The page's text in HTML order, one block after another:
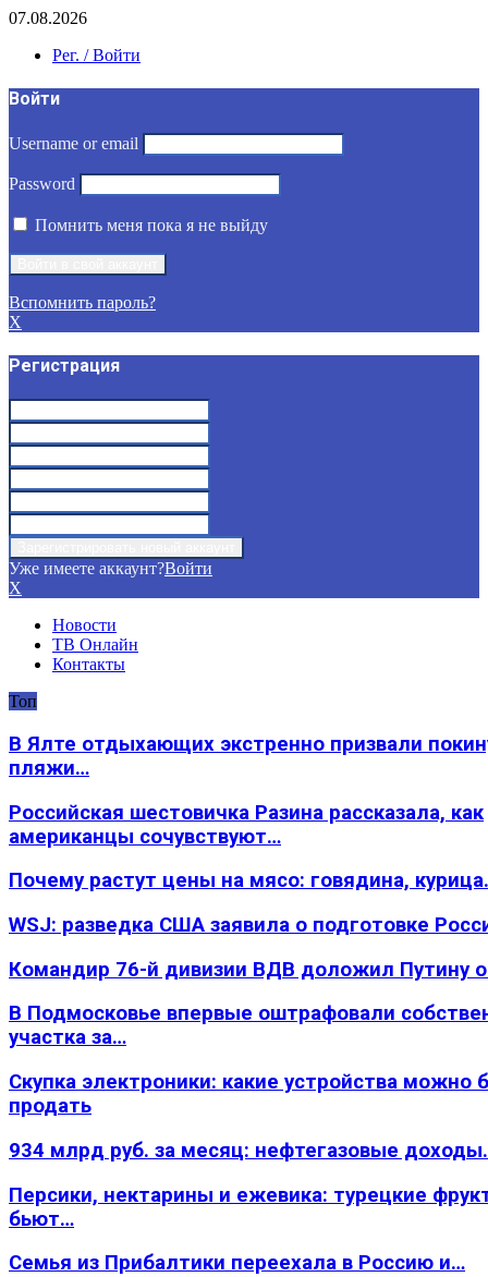
07.08.2026
Рег. / Войти
Войти
Username or email
Password
Помнить меня пока я не выйду
Вспомнить пароль?
X
Регистрация
Уже имеете аккаунт?Войти
X
Новости
ТВ Онлайн
Контакты
Топ
В Ялте отдыхающих экстренно призвали
пляжи…
Российская шестовичка Разина рассказала, как
американцы сочувствуют…
Почему растут цены на мясо: говядина,
WSJ: разведка США заявила о подготовке
Командир 76-й дивизии ВДВ доложил Путину
В Подмосковье впервые оштрафовали
участка за…
Скупка электроники: какие устройства можно
продать
934 млрд руб. за месяц: нефтегазовые
Персики, нектарины и ежевика: турецкие
бьют…
Семья из Прибалтики переехала в Россию и…